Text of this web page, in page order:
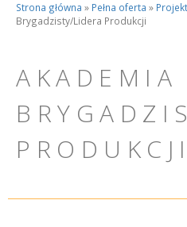
Strona główna » Pełna oferta »
Brygadzisty/Lidera Produkcji
AKADEMIA
PRODUKCJI